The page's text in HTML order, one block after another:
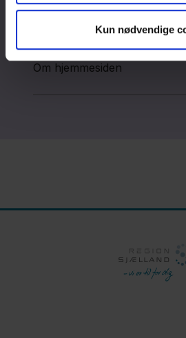
Kun nødvendige
Om
Om hjemmesiden